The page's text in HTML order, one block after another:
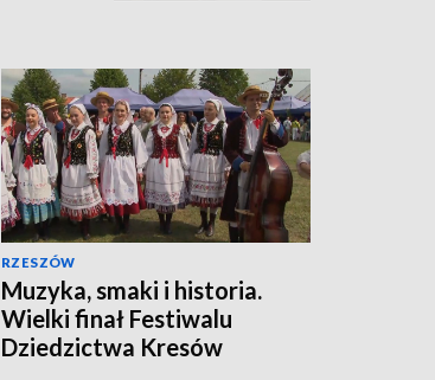
RZESZÓW
Muzyka, smaki i historia.
Wielki finał Festiwalu
Dziedzictwa Kresów